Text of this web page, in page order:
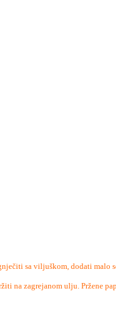
sa viljuškom, dodati malo
na zagrejanom ulju. Pržene